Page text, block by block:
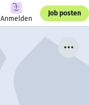
Anmelden
Job posten